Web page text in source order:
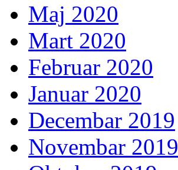
Maj 2020
Mart 2020
Februar 2020
Januar 2020
Decembar 2019
Novembar 2019